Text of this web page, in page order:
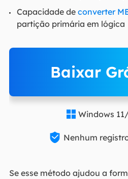
Capacidade de converter
partição primária em lógica
Baixar
 Windows
 Nenhum
Se esse método ajudou a